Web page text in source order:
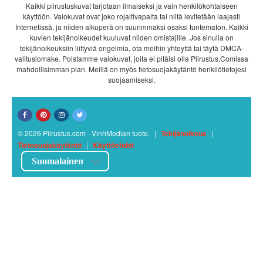
Kaikki piirustuskuvat tarjotaan ilmaiseksi ja vain henkilökohtaiseen
käyttöön. Valokuvat ovat joko rojaltivapaita tai niitä levitetään laajasti
Internetissä, ja niiden alkuperä on suurimmaksi osaksi tuntematon. Kaikki
kuvien tekijänoikeudet kuuluvat niiden omistajille. Jos sinulla on
tekijänoikeuksiin liittyviä ongelmia, ota meihin yhteyttä tai täytä DMCA-
valituslomake. Poistamme valokuvat, joita ei pitäisi olla Piirustus.Comissa
mahdollisimman pian. Meillä on myös tietosuojakäytäntö henkilötietojesi
suojaamiseksi.
© 2026 Piirustus.com - VinhMedian tuote. | Tekijänoikeus |
Tietosuojakäytäntö | Käyttöehdot
Suomalainen